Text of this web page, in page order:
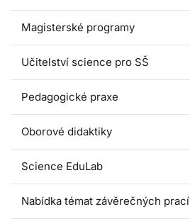
Magisterské programy
Učitelství science pro SŠ
Pedagogické praxe
Oborové didaktiky
Science EduLab
Nabídka témat závěrečných prací